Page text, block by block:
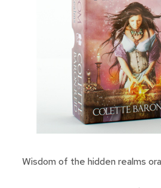
Wisdom of the hidden realms